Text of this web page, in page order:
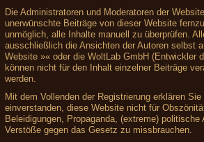
Die Administratoren und Moderatoren der
unerwünschte Beiträge von dieser Website
unmöglich, alle Inhalte manuell zu überprüfen.
ausschließlich die Ansichten der Autoren selbst
Website »« oder die WoltLab GmbH (Entwickler
können nicht für den Inhalt einzelner Beiträge
werden.
Mit dem Vollenden der Registrierung erklären
einverstanden, diese Website nicht für
Beleidigungen, Propaganda, (extreme) politische
Verstöße gegen das Gesetz zu missbrauchen.